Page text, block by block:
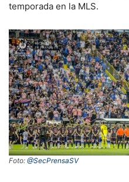
temporada en la MLS.
Foto: @SecPrensaSV